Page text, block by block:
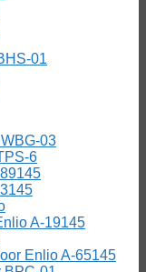
01
03
6
A-19145
Enlio A-65145